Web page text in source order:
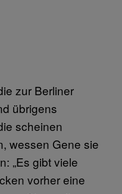
zur Berliner
übrigens
scheinen
wessen Gene sie
„Es gibt viele
vorher eine